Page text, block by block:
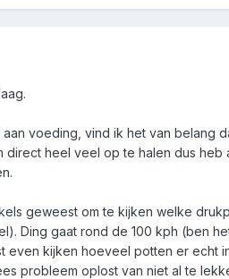
voeding, vind ik het van
heel veel op te halen dus
geweest om te kijken welke
Ding gaat rond de 100 kph (ben
kijken hoeveel potten er echt
probleem oplost van niet al te